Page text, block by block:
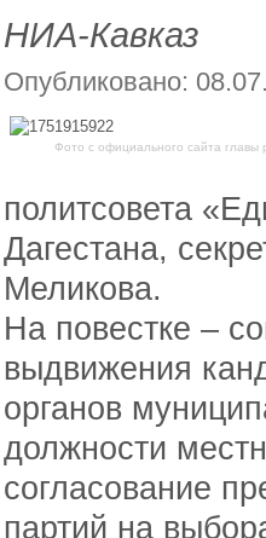
НИА-Кавказ
Опубликовано:
Фото с официального сайта главы
политсовета
Дагестана,
Меликова.
На повестке –
выдвижения
органов
должности
согласование
партий на